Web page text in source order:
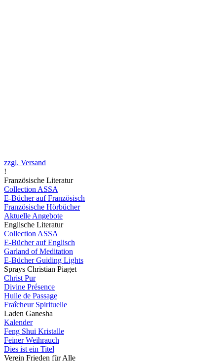
zzgl. Versand
!
Französische Literatur
Collection ASSA
E-Bücher auf Französisch
Französische Hörbücher
Aktuelle Angebote
Englische Literatur
Collection ASSA
E-Bücher auf Englisch
Garland of Meditation
E-Bücher Guiding Lights
Sprays Christian Piaget
Christ Pur
Divine Présence
Huile de Passage
Fraîcheur Spirituelle
Laden Ganesha
Kalender
Feng Shui Kristalle
Feiner Weihrauch
Dies ist ein Titel
Verein Frieden für Alle